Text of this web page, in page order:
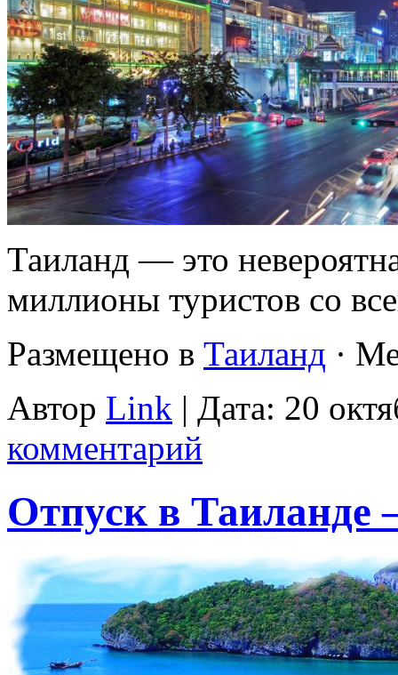
Таиланд — это
миллионы туристов со
Размещено в Таиланд ·
Автор Link | Дата: 20
комментарий
Отпуск в Таиланде